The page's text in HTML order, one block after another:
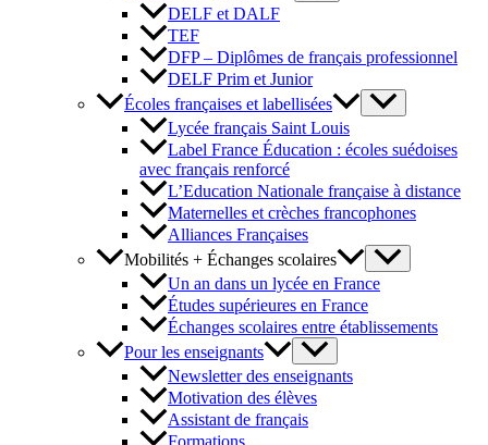
DELF et DALF
TEF
DFP – Diplômes de français professionnel
DELF Prim et Junior
Écoles françaises et labellisées
Lycée français Saint Louis
Label France Éducation : écoles suédoises
avec français renforcé
L’Education Nationale française à distance
Maternelles et crèches francophones
Alliances Françaises
Mobilités + Échanges scolaires
Un an dans un lycée en France
Études supérieures en France
Échanges scolaires entre établissements
Pour les enseignants
Newsletter des enseignants
Motivation des élèves
Assistant de français